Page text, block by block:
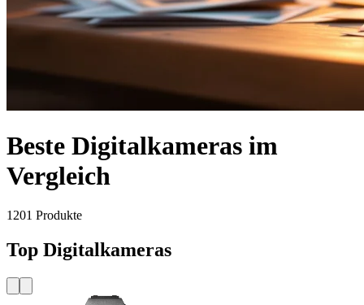
Beste Digitalkameras im
Vergleich
1201 Produkte
Top Digitalkameras